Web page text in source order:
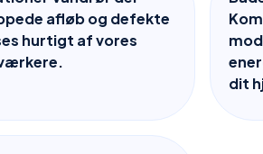
afløb og defekte
hurtigt af vores
dit